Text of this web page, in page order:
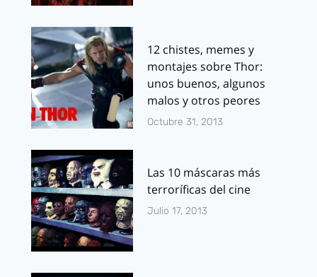
12 chistes, memes y
montajes sobre Thor:
unos buenos, algunos
malos y otros peores
Octubre 31, 2013
Las 10 máscaras más
terroríficas del cine
Julio 17, 2013